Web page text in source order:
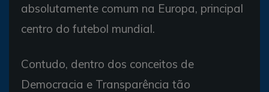
absolutamente comum na Europa, principal
centro do futebol mundial.
Contudo, dentro dos conceitos de
Democracia e Transparência tão